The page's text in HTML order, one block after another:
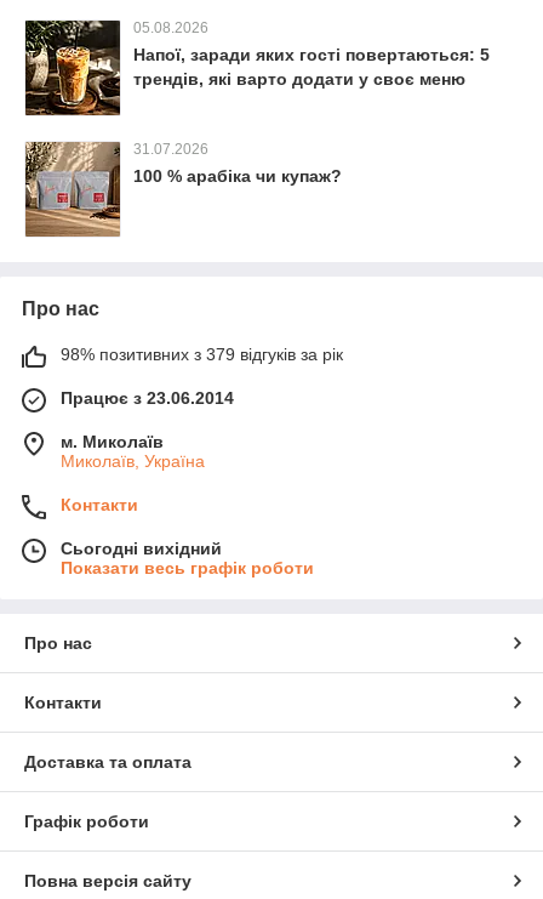
05.08.2026
Напої, заради яких гості повертаються: 5
трендів, які варто додати у своє меню
31.07.2026
100 % арабіка чи купаж?
Про нас
98% позитивних з 379 відгуків за рік
Працює з 23.06.2014
м. Миколаїв
Миколаїв, Україна
Контакти
Сьогодні вихідний
Показати весь графік роботи
Про нас
Контакти
Доставка та оплата
Графік роботи
Повна версія сайту